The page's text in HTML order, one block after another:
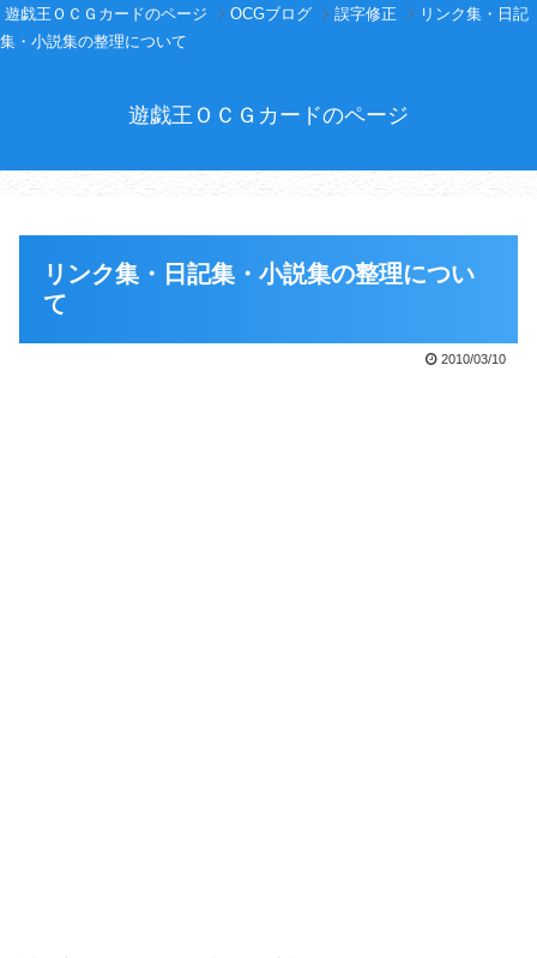
遊戯王ＯＣＧカードのページ OCGブログ 誤字修正
リンク集・日記
集・小説集の整理について
遊戯王ＯＣＧカードのページ
リンク集・日記集・小説集の整理につい
て
2010/03/10